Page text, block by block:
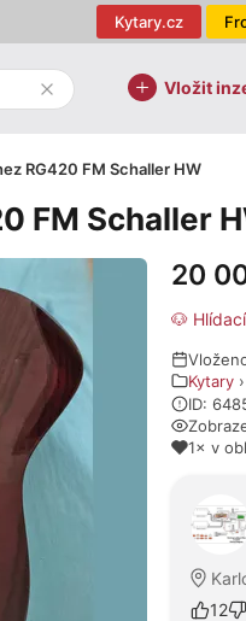
Kytary.cz
Vložit
RG420 FM Schaller HW
FM Schaller
20
🐶
Kytary ›
ID:
1× v
12